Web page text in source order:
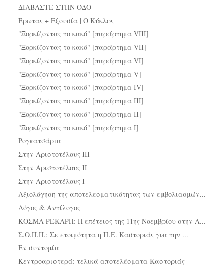
ΔΙΑΒΑΣΤΕ ΣΤΗΝ ΟΔΟ
Έρωτας + Εξουσία | Ο Κύκλος
"Ξορκίζοντας το κακό" [παράρτημα VIII]
"Ξορκίζοντας το κακό" [παράρτημα VII]
"Ξορκίζοντας το κακό" [παράρτημα VI]
"Ξορκίζοντας το κακό" [παράρτημα V]
"Ξορκίζοντας το κακό" [παράρτημα IV]
"Ξορκίζοντας το κακό" [παράρτημα III]
"Ξορκίζοντας το κακό" [παράρτημα II]
"Ξορκίζοντας το κακό" [παράρτημα I]
Ρογκατσάρια
Στην Αριστοτέλους III
Στην Αριστοτέλους II
Στην Αριστοτέλους Ι
Αξιολόγηση της αποτελεσματικότητας των εμβολιασμών...
Λόγος & Αντίλογος
ΚΟΣΜΑ ΡΕΚΑΡΗ: Η επέτειος της 11ης Νοεμβρίου στην Α...
Σ.Ο.Π.Π.: Σε ετοιμότητα η Π.Ε. Καστοριάς για την ...
Εν συντομία
Κεντροαριστερά: τελικά αποτελέσματα Καστοριάς